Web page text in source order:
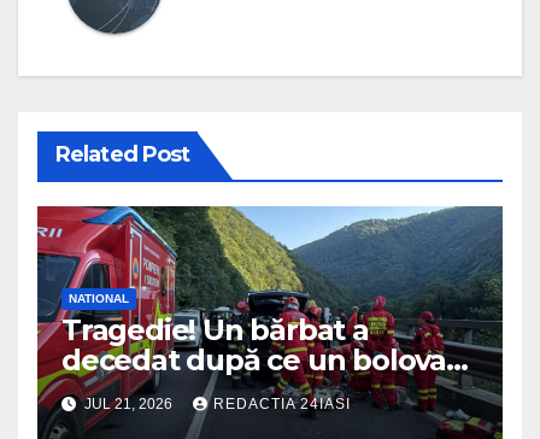
Related Post
NATIONAL
Tragedie! Un bărbat a
decedat după ce un bolovan
a căzut peste mașina în care
se afla
JUL 21, 2026 REDACTIA 24IASI